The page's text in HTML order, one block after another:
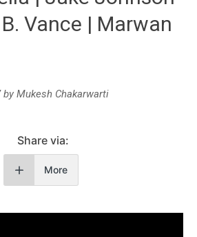
Vance | Marwan
by Mukesh Chakarwarti
Share via:
More